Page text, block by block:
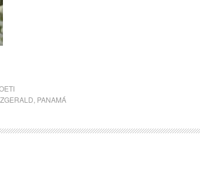
PANAMÁ